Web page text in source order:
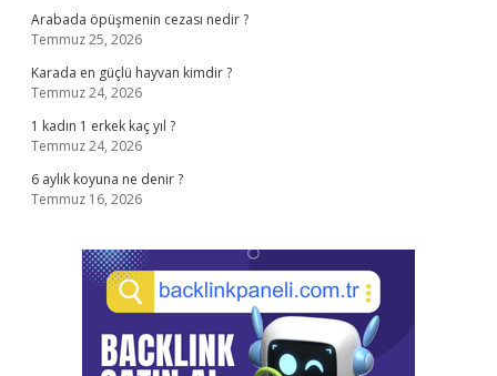
Arabada öpüşmenin cezası nedir ?
Temmuz 25, 2026
Karada en güçlü hayvan kimdir ?
Temmuz 24, 2026
1 kadın 1 erkek kaç yıl ?
Temmuz 24, 2026
6 aylık koyuna ne denir ?
Temmuz 16, 2026